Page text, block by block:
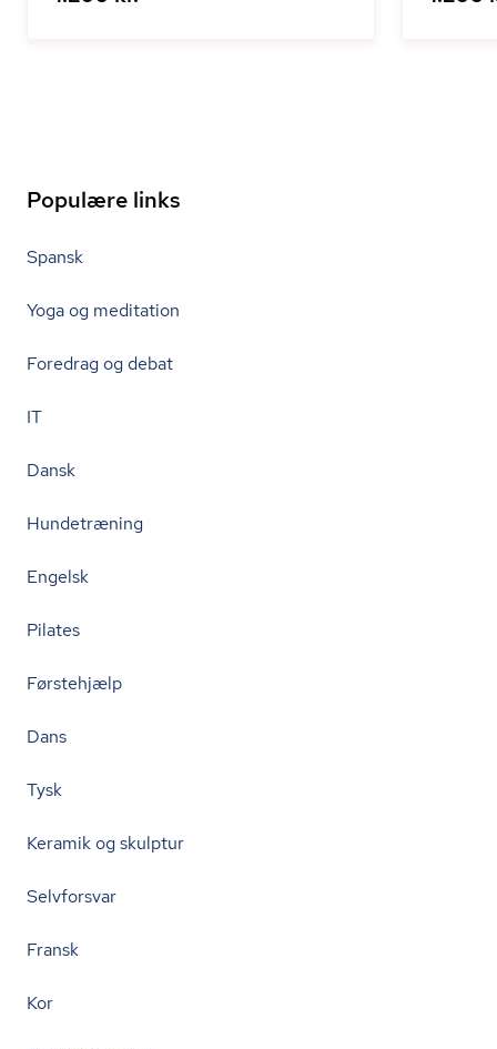
Populære links
Spansk
Yoga og meditation
Foredrag og debat
IT
Dansk
Hundetræning
Engelsk
Pilates
Førstehjælp
Dans
Tysk
Keramik og skulptur
Selvforsvar
Fransk
Kor